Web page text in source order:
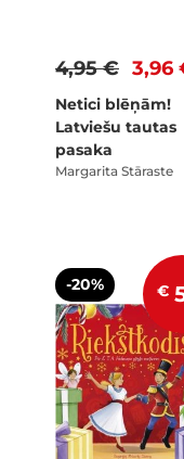
3,96
4,95 €
Netici blēņām!
Latviešu tautas
pasaka
Margarita Stāraste
-20% €